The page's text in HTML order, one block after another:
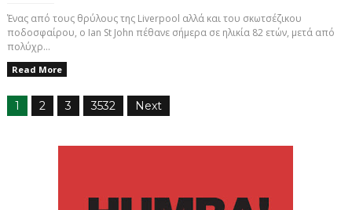
Ένας από τους θρύλους της Liverpool αλλά και του σκωτσέζικου
ποδοσφαίρου, ο Ian St John πέθανε σήμερα σε ηλικία 82 ετών, μετά από
πολύχρ...
Read More
1 2 3 3532 Next